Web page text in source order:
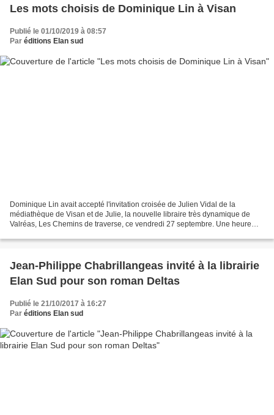
Les mots choisis de Dominique Lin à Visan
Publié le 01/10/2019 à 08:57
Par éditions Elan sud
Dominique Lin avait accepté l'invitation croisée de Julien Vidal de la
médiathèque de Visan et de Julie, la nouvelle libraire très dynamique de
Valréas, Les Chemins de traverse, ce vendredi 27 septembre. Une heure
Jean-Philippe Chabrillangeas invité à la librairie
Elan Sud pour son roman Deltas
Publié le 21/10/2017 à 16:27
Par éditions Elan sud